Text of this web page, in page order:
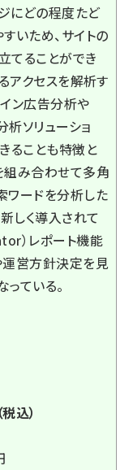
にどの程度たど
いため、サイトの
てることができ
アクセスを解析す
ン広告分析や
析ソリューショ
ることも特徴と
組み合わせて多角
ワードを分析した
しく導入されて
）レポート機能
運営方針決定を見
ている。
込）